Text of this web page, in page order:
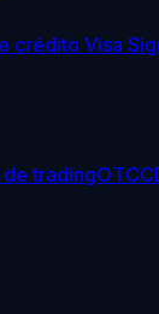
crédito Visa
de tradingOTC